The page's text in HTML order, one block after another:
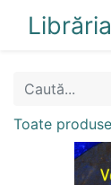
Toate